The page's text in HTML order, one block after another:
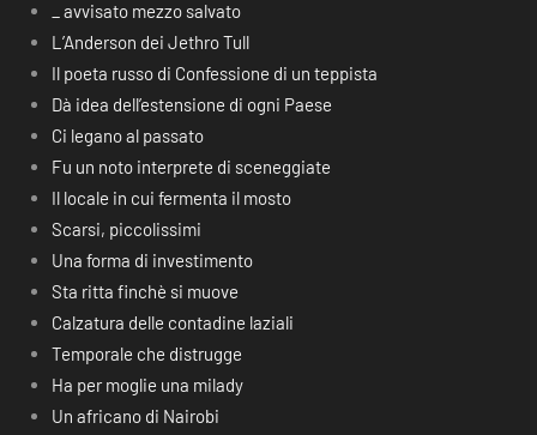
_ avvisato mezzo salvato
L’Anderson dei Jethro Tull
Il poeta russo di Confessione di un teppista
Dà idea dell’estensione di ogni Paese
Ci legano al passato
Fu un noto interprete di sceneggiate
Il locale in cui fermenta il mosto
Scarsi, piccolissimi
Una forma di investimento
Sta ritta finchè si muove
Calzatura delle contadine laziali
Temporale che distrugge
Ha per moglie una milady
Un africano di Nairobi